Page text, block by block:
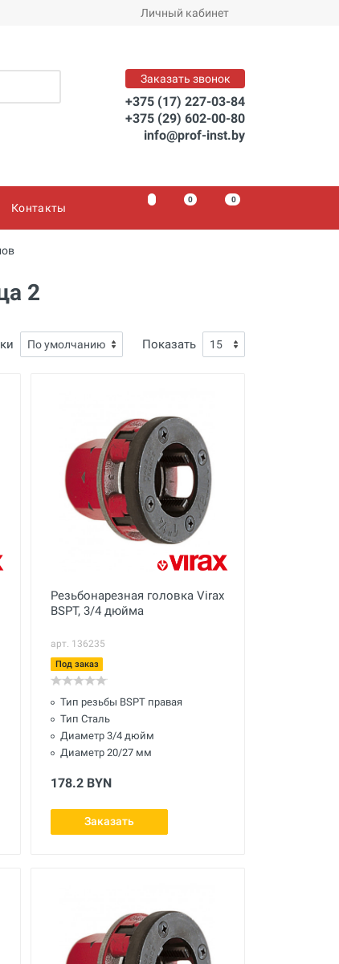
Личный кабинет
Заказать звонок
+375 (17) 227-03-84
+375 (29) 602-00-80
info@prof-inst.by
Контакты
0 00
2
Показать
Резьбонарезная головка Virax
BSPT, 3/4 дюйма
арт. 136235
Под заказ
Тип резьбы BSPT правая
Тип Сталь
Диаметр 3/4 дюйм
Диаметр 20/27 мм
178.2 BYN
Заказать